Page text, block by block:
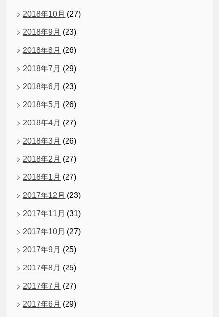
2018年10月 (27)
2018年9月 (23)
2018年8月 (26)
2018年7月 (29)
2018年6月 (23)
2018年5月 (26)
2018年4月 (27)
2018年3月 (26)
2018年2月 (27)
2018年1月 (27)
2017年12月 (23)
2017年11月 (31)
2017年10月 (27)
2017年9月 (25)
2017年8月 (25)
2017年7月 (27)
2017年6月 (29)